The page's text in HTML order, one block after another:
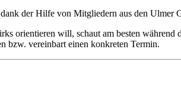
der Hilfe von Mitgliedern aus den Ulmer
orientieren will, schaut am besten
bzw. vereinbart einen konkreten Termin.